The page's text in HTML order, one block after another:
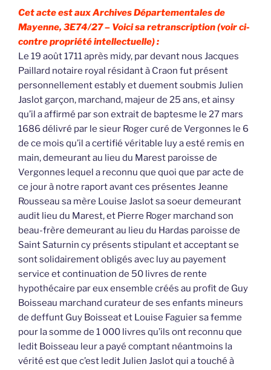
Cet acte est aux Archives Départementales de
Mayenne, 3E74/27 – Voici sa retranscription (voir ci-
contre propriété intellectuelle) :
Le 19 août 1711 après midy, par devant nous Jacques
Paillard notaire royal résidant à Craon fut présent
personnellement estably et duement soubmis Julien
Jaslot garçon, marchand, majeur de 25 ans, et ainsy
qu’il a affirmé par son extrait de baptesme le 27 mars
1686 délivré par le sieur Roger curé de Vergonnes le 6
de ce mois qu’il a certifié véritable luy a esté remis en
main, demeurant au lieu du Marest paroisse de
Vergonnes lequel a reconnu que quoi que par acte de
ce jour à notre raport avant ces présentes Jeanne
Rousseau sa mère Louise Jaslot sa soeur demeurant
audit lieu du Marest, et Pierre Roger marchand son
beau-frère demeurant au lieu du Hardas paroisse de
Saint Saturnin cy présents stipulant et acceptant se
sont solidairement obligés avec luy au payement
service et continuation de 50 livres de rente
hypothécaire par eux ensemble créés au profit de Guy
Boisseau marchand curateur de ses enfants mineurs
de deffunt Guy Boisseat et Louise Faguier sa femme
pour la somme de 1 000 livres qu’ils ont reconnu que
ledit Boisseau leur a payé comptant néantmoins la
vérité est que c’est ledit Julien Jaslot qui a touché à